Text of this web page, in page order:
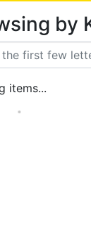
by
items...